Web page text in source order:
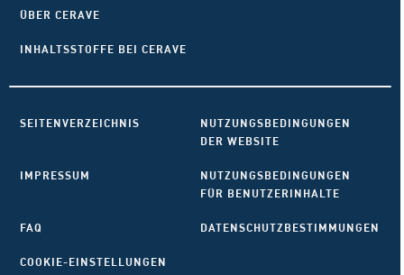
ÜBER CERAVE
INHALTSSTOFFE BEI CERAVE
SEITENVERZEICHNIS
NUTZUNGSBEDINGUNGEN
DER WEBSITE
IMPRESSUM
NUTZUNGSBEDINGUNGEN
FÜR BENUTZERINHALTE
FAQ DATENSCHUTZBESTIMMUNGEN
COOKIE-EINSTELLUNGEN